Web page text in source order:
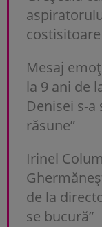
Mesaj
la 9 ani de
Denisei s-
răsune”
Irinel
de la
se bucură”